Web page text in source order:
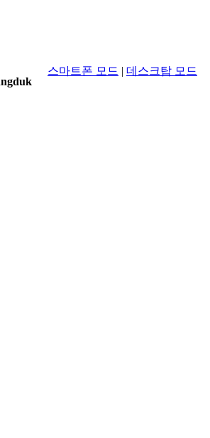
스마트폰 모드 | 데스크탑 모드